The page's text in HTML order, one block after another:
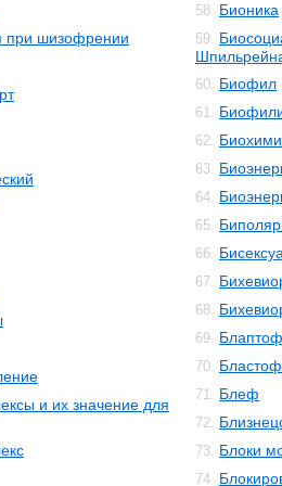
при шизофрении
и их значение для
58. Бионика
59.
60. Биофил
61.
62.
63.
64.
65.
66.
67.
68.
69.
70.
71. Блеф
72.
73. Блоки
74.